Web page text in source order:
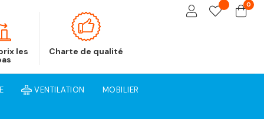
les Charte de qualité
0
VENTILATION MOBILIER